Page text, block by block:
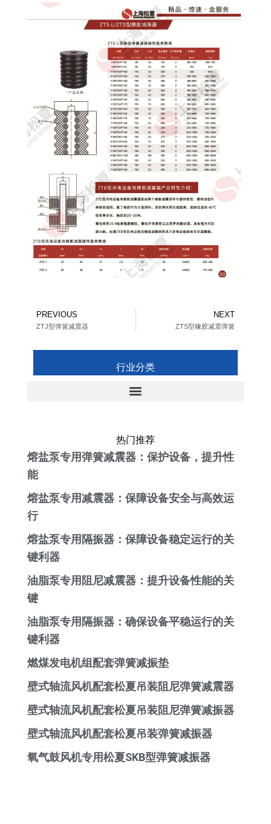
Prev
PREVIOUS
ZTJ型弹簧减震器
NEXT
ZTS型橡胶减震弹簧
行业分类
热门推荐
熔盐泵专用弹簧减震器：保护设备，提升性
能
熔盐泵专用减震器：保障设备安全与高效运
行
熔盐泵专用隔振器：保障设备稳定运行的关
键利器
油脂泵专用阻尼减震器：提升设备性能的关
键
油脂泵专用隔振器：确保设备平稳运行的关
键利器
燃煤发电机组配套弹簧减振垫
壁式轴流风机配套松夏吊装阻尼弹簧减震器
壁式轴流风机配套松夏吊装阻尼弹簧减振器
壁式轴流风机配套松夏吊装弹簧减振器
氧气鼓风机专用松夏SKB型弹簧减振器